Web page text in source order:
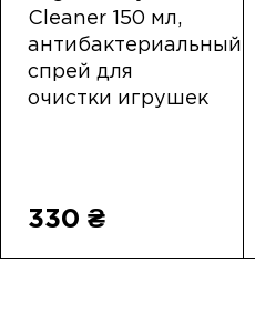
Cleaner 150 мл,
антибактериальный
спрей для
очистки игрушек
330 ₴